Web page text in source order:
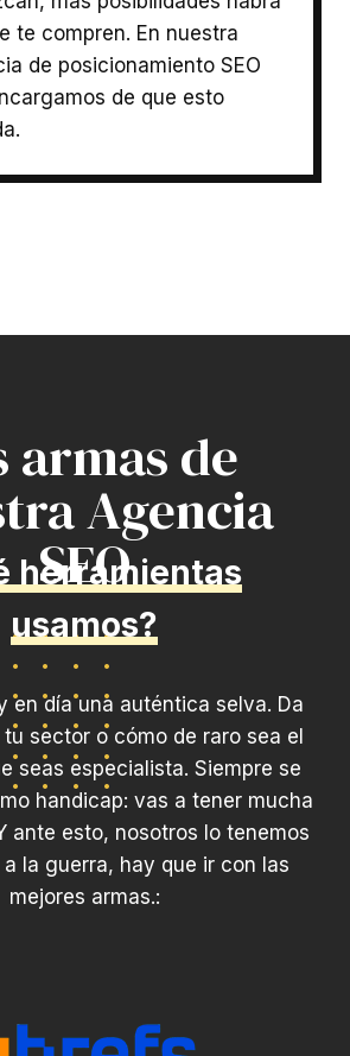
te compren. En nuestra
de posicionamiento SEO
de que esto
armas de
Agencia
SEO
herramientas
usamos?
en día una auténtica selva. Da
sector o cómo de raro sea el
seas especialista. Siempre se
handicap: vas a tener mucha
ante esto, nosotros lo tenemos
la guerra, hay que ir con las
mejores armas.: